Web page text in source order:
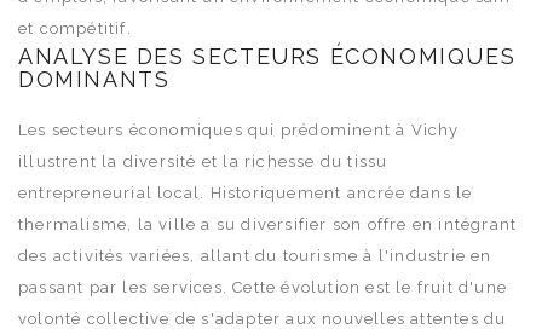
et compétitif.
ANALYSE DES SECTEURS ÉCONOMIQUES
DOMINANTS
Les secteurs économiques qui prédominent à Vichy
illustrent la diversité et la richesse du tissu
entrepreneurial local. Historiquement ancrée dans le
thermalisme, la ville a su diversifier son offre en intégrant
des activités variées, allant du tourisme à l'industrie en
passant par les services. Cette évolution est le fruit d'une
volonté collective de s'adapter aux nouvelles attentes du